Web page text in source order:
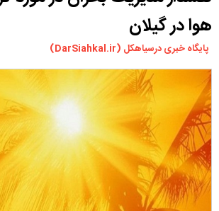
چندرسانه ای
مسیر گردشگری دیلمان
درباره ما
هوا در گیلان‌
پایگاه خبری درسیاهکل (DarSiahkal.ir)